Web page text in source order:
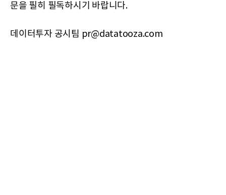
문을 필히 필독하시기 바랍니다.
데이터투자 공시팀 pr@datatooza.com